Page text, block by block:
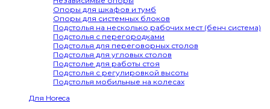
Опоры для шкафов и тумб
Опоры для системных блоков
Подстолья на несколько рабочих мест (бенч система)
Подстолья с перегородками
Подстолья для переговорных столов
Подстолья для угловых столов
Подстолье для работы стоя
Подстолья с регулировкой высоты
Подстолья мобильные на колесах
Для Horeca